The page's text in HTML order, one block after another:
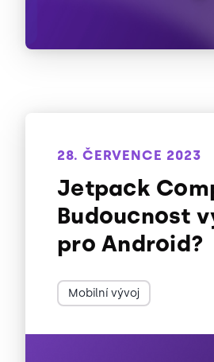
28. ČERVENCE 2023
Jetpack
Budoucnost
pro Android?
Mobilní vývoj